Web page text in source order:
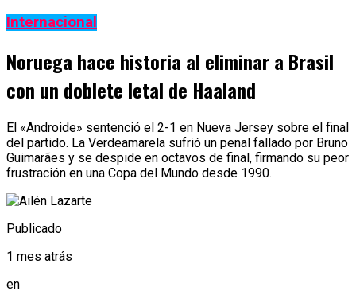
Internacional
Noruega hace historia al eliminar a Brasil
con un doblete letal de Haaland
El «Androide» sentenció el 2-1 en Nueva Jersey sobre el final
del partido. La Verdeamarela sufrió un penal fallado por Bruno
Guimarães y se despide en octavos de final, firmando su peor
frustración en una Copa del Mundo desde 1990.
Publicado
1 mes atrás
en